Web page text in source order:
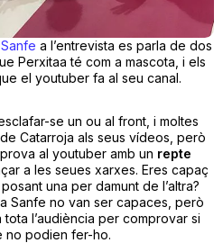
a l’entrevista es parla de dos
Perxitaa té com a mascota, i els
el youtuber fa al seu canal.
se un ou al front, i moltes
Catarroja als seus vídeos, però
al youtuber amb un repte
a les seues xarxes. Eres capaç
una per damunt de l’altra?
Sanfe no van ser capaces, però
l’audiència per comprovar si
no podien fer-ho.